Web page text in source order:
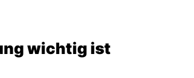
wichtig ist